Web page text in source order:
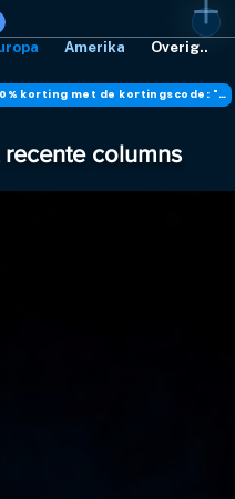
Amerika Overig..
Profiteer nu van 50% korting met de kortingscode: "DANK"
recente columns